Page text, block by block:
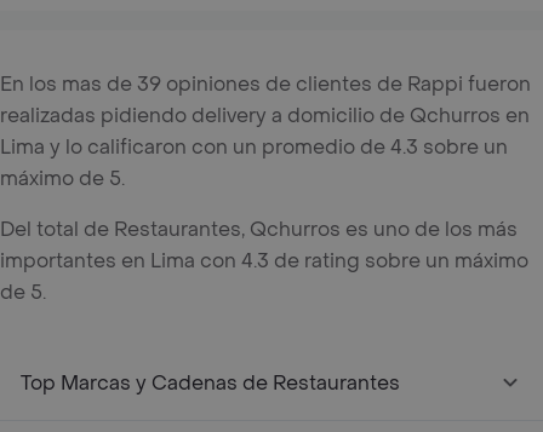
En los mas de 39 opiniones de clientes de Rappi fueron
realizadas pidiendo delivery a domicilio de Qchurros en
Lima y lo calificaron con un promedio de 4.3 sobre un
máximo de 5.
Del total de Restaurantes, Qchurros es uno de los más
importantes en Lima con 4.3 de rating sobre un máximo
de 5.
Top Marcas y Cadenas de Restaurantes